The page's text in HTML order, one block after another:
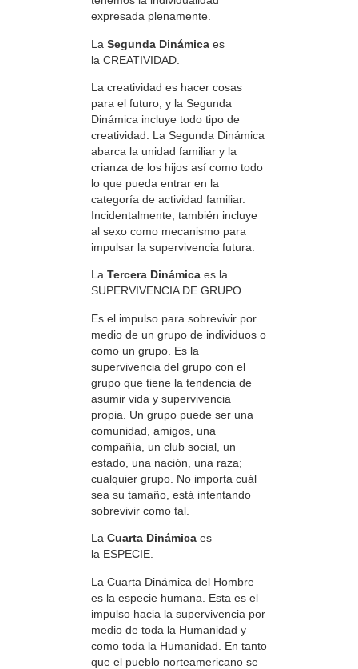
expresada plenamente.
La Segunda Dinámica es
la CREATIVIDAD.
La creatividad es hacer cosas
para el futuro, y la Segunda
Dinámica incluye todo tipo de
creatividad. La Segunda Dinámica
abarca la unidad familiar y la
crianza de los hijos así como todo
lo que pueda entrar en la
categoría de actividad familiar.
Incidentalmente, también incluye
al sexo como mecanismo para
impulsar la supervivencia futura.
La Tercera Dinámica es la
SUPERVIVENCIA DE GRUPO.
Es el impulso para sobrevivir por
medio de un grupo de individuos o
como un grupo. Es la
supervivencia del grupo con el
grupo que tiene la tendencia de
asumir vida y supervivencia
propia. Un grupo puede ser una
comunidad, amigos, una
compañía, un club social, un
estado, una nación, una raza;
cualquier grupo. No importa cuál
sea su tamaño, está intentando
sobrevivir como tal.
La Cuarta Dinámica es
la ESPECIE.
La Cuarta Dinámica del Hombre
es la especie humana. Esta es el
impulso hacia la supervivencia por
medio de toda la Humanidad y
como toda la Humanidad. En tanto
que el pueblo norteamericano se